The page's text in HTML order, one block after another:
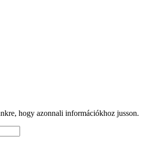
hogy azonnali információkhoz jusson.